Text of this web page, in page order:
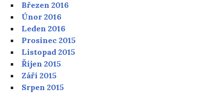
Březen 2016
Únor 2016
Leden 2016
Prosinec 2015
Listopad 2015
Říjen 2015
Září 2015
Srpen 2015